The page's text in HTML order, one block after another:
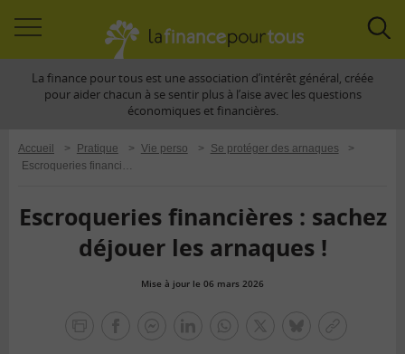
àLa finance pour tous est une association d’intérêt général, créée
pour aider chacun à se sentir plus à l’aise avec les questions
économiques et financières.
Accueil > Pratique > Vie perso > Se protéger des arnaques
>
Escroqueries financières : sachez déjouer les arnaques !
Escroqueries financières : sachez
déjouer les arnaques !
Mise à jour le 06 mars 2026